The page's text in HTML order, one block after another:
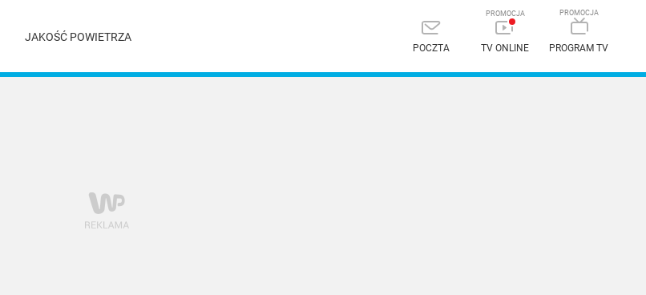
JAKOŚĆ POWIETRZA
POCZTA TV ONLINE PROGRAM TV